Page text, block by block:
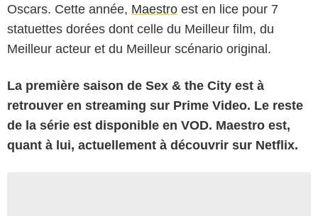
Oscars. Cette année, Maestro est en lice pour 7
statuettes dorées dont celle du Meilleur film, du
Meilleur acteur et du Meilleur scénario original.
La première saison de Sex & the City est à
retrouver en streaming sur Prime Video. Le reste
de la série est disponible en VOD. Maestro est,
quant à lui, actuellement à découvrir sur Netflix.